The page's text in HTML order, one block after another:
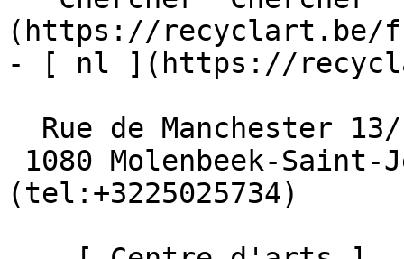
(https://recyclart.be/
- [ nl ](https://
(tel:+3225025734)